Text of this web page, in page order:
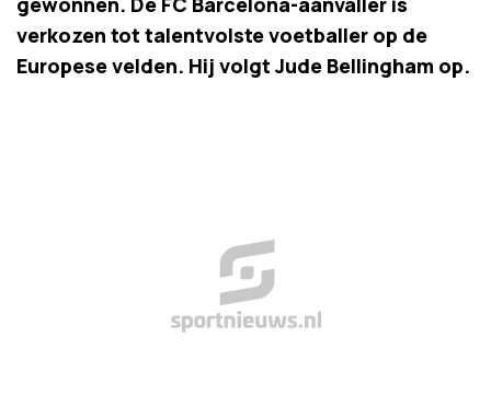
verkozen tot talentvolste voetballer op de
Europese velden. Hij volgt Jude Bellingham op.